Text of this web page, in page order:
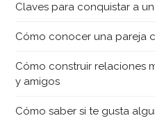
Claves para conquistar a
Cómo conocer una pareja
Cómo construir relaciones
y amigos
Cómo saber si te gusta